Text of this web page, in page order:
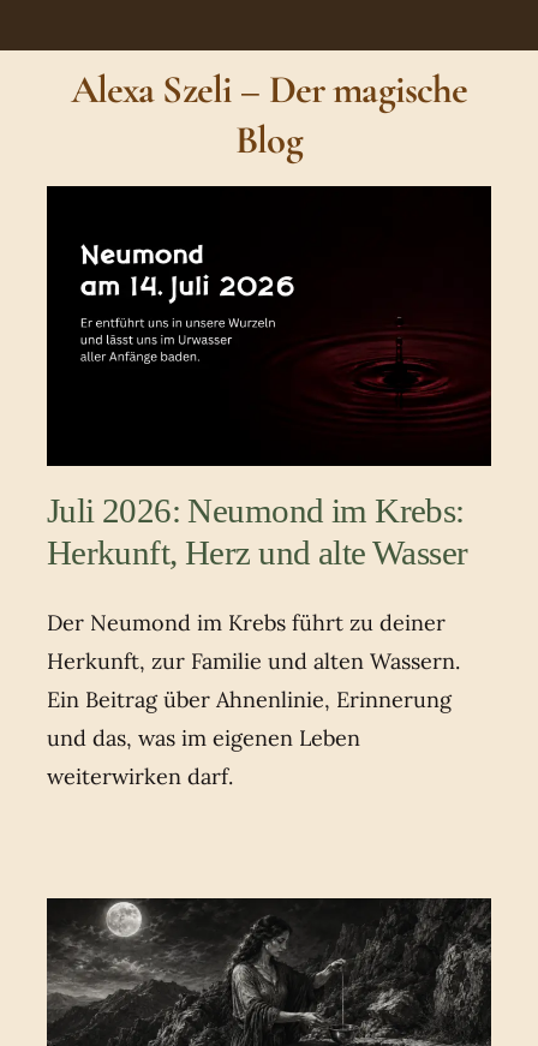
Alexa Szeli – Der magische
Blog
Juli 2026: Neumond im Krebs:
Herkunft, Herz und alte Wasser
Der Neumond im Krebs führt zu deiner
Herkunft, zur Familie und alten Wassern.
Ein Beitrag über Ahnenlinie, Erinnerung
und das, was im eigenen Leben
weiterwirken darf.